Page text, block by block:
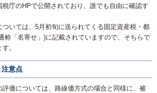
庁のHPで公開されており、誰でも自由に確認す
いては、5月初旬に送られてくる固定資産税・都
称「名寄せ」)に記載されていますので、そちらで
。
意点
価については、路線価方式の場合と同様に、被